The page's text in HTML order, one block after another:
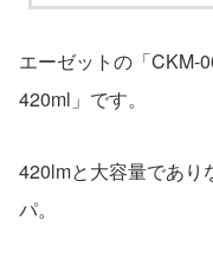
エーゼットの「CKM-
420ml」です。
420lmと大容量であり
パ。